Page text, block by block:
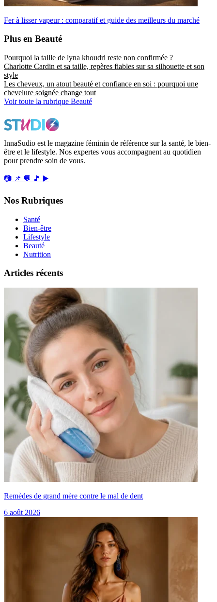
Fer à lisser vapeur : comparatif et guide des meilleurs du marché
Plus en Beauté
Pourquoi la taille de lyna khoudri reste non confirmée ?
Charlotte Cardin et sa taille, repères fiables sur sa silhouette et son
style
Les cheveux, un atout beauté et confiance en soi : pourquoi une
chevelure soignée change tout
Voir toute la rubrique Beauté
InnaSudio est le magazine féminin de référence sur la santé, le bien-
être et le lifestyle. Nos expertes vous accompagnent au quotidien
pour prendre soin de vous.
📷 📌 💬 🎵 ▶️
Nos Rubriques
Santé
Bien-être
Lifestyle
Beauté
Nutrition
Articles récents
Remèdes de grand mère contre le mal de dent
6 août 2026